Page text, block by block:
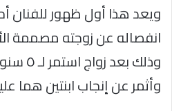
ويعد هذا أول ظهور للفنان
انفصاله عن زوجته مصممة
وأثمر عن إنجاب ابنتين هما